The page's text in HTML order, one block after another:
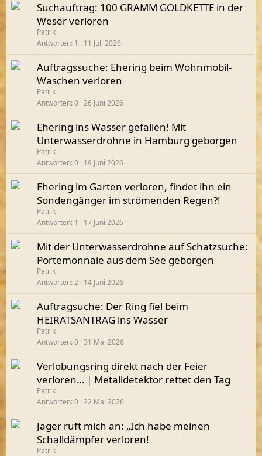
Suchauftrag: 100 GRAMM GOLDKETTE in der
Weser verloren
Patrik
Antworten 1 11 Juli 2026
Auftragssuche: Ehering beim Wohnmobil-
Waschen verloren
Patrik
Antworten 0 26 Juni 2026
Ehering ins Wasser gefallen! Mit
Unterwasserdrohne in Hamburg geborgen
Patrik
Antworten 0 19 Juni 2026
Ehering im Garten verloren, findet ihn ein
Sondengänger im strömenden Regen?!
Patrik
Antworten 1 17 Juni 2026
Mit der Unterwasserdrohne auf Schatzsuche:
Portemonnaie aus dem See geborgen
Patrik
Antworten 2 14 Juni 2026
Auftragsuche: Der Ring fiel beim
HEIRATSANTRAG ins Wasser
Patrik
Antworten 0 31 Mai 2026
Verlobungsring direkt nach der Feier
verloren… | Metalldetektor rettet den Tag
Patrik
Antworten 0 22 Mai 2026
Jäger ruft mich an: „Ich habe meinen
Schalldämpfer verloren!
Patrik